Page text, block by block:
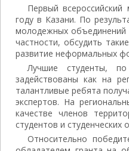
Первый
году в Казани. По
молодежных объединений
частности, обсудить
развитие неформальных
Лучшие студенты,
задействованы как на
талантливые ребята
экспертов. На
качестве членов
студентов и студенческих
Относительно